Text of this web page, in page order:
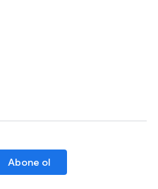
Abone ol